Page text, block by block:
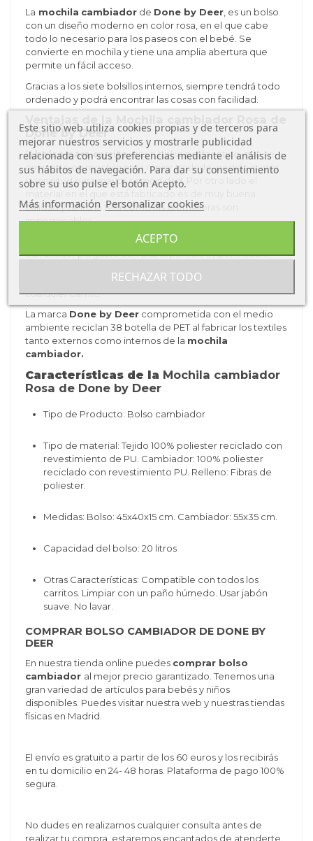
La mochila cambiadorde Done by Deer, es un bolso
con un diseño moderno en color rosa, en el que cabe
todo lo necesario para los paseos con el bebé. Se
convierte en mochila y tiene una amplia abertura que
permite un fácil acceso.
Gracias a los siete bolsillos internos, siempre tendrá todo
ordenado y podrá encontrar las cosas con facilidad.
Done by Deer
Elbolso para carrito, es un bolso polifacético, que se
convierte en mochila para mejor traslado, podrás ajustar
la longitud para mayor comodidad. Por otro lado el
material en el que está fabricado es de muy buena
calidad y tanto la tela como las cremalleras son
impermeables.
mochila de Done byDeerincluye un practico
cambiador plegable con una superficie impermeable
Además de traer dos ganchos para poderlo enganchar en
cualquier carrito.
La marca Done by Deercomprometida con el medio
ambiente reciclan 38 botella de PET al fabricar los textiles
tanto externos como internos de la mochila
cambiador.
Características de la Mochila cambiador
Rosa de Done by Deer
Tipo de Producto: Bolso cambiador
Tipo de material: Tejido 100% poliester reciclado con
revestimiento de PU. Cambiador: 100% poliester
reciclado con revestimiento PU. Relleno: Fibras de
poliester.
Medidas: Bolso: 45x40x15 cm. Cambiador: 55x35 cm.
Capacidad del bolso: 20 litros
Otras Características: Compatible con todos los
carritos. Limpiar con un paño húmedo. Usar jabón
suave. No lavar.
COMPRAR BOLSO CAMBIADOR DE DONE BY
DEER
En nuestra tienda online puedes comprar bolso
cambiador al mejor precio garantizado. Tenemos una
gran variedad de artículos para bebés y niños
disponibles. Puedes visitar nuestra web y nuestras tiendas
físicas en Madrid.
El envío es gratuito a partir de los 60 euros y los recibirás
en tu domicilio en 24- 48 horas. Plataforma de pago 100%
segura.
No dudes en realizarnos cualquier consulta antes de
realizar tu compra, estaremos encantados de atenderte.
Este sitio web utiliza cookies propias y de terceros para
mejorar nuestros servicios y mostrarle publicidad
relacionada con sus preferencias mediante el análisis de
sus hábitos de navegación. Para dar su consentimiento
sobre su uso pulse el botón Acepto.
Más información Personalizar cookies
RECHAZAR TODO
ACEPTO